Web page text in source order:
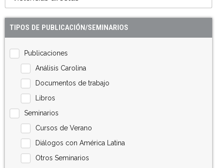
TIPOS DE PUBLICACIÓN/SEMINARIOS
Publicaciones
Análisis Carolina
Documentos de trabajo
Libros
Seminarios
Cursos de Verano
Diálogos con América Latina
Otros Seminarios